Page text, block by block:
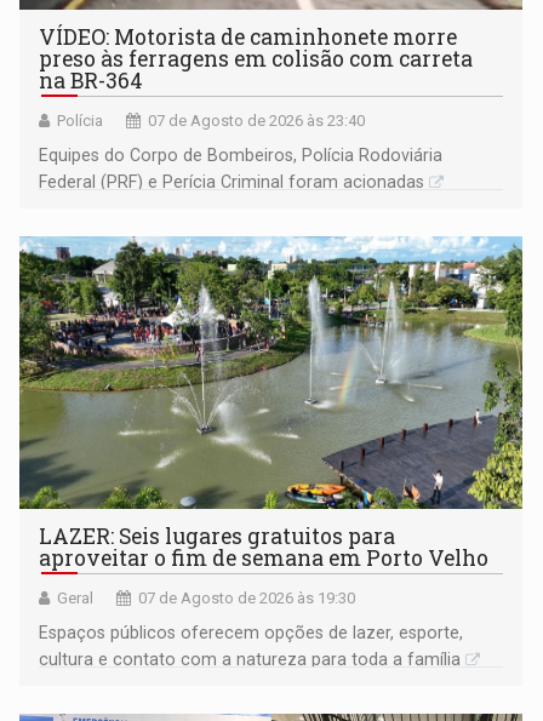
VÍDEO: Motorista de caminhonete morre
preso às ferragens em colisão com carreta
na BR-364
Polícia 07 de Agosto de 2026 às 23:40
Equipes do Corpo de Bombeiros, Polícia Rodoviária
Federal (PRF) e Perícia Criminal foram acionadas
LAZER: Seis lugares gratuitos para
aproveitar o fim de semana em Porto Velho
Geral 07 de Agosto de 2026 às 19:30
Espaços públicos oferecem opções de lazer, esporte,
cultura e contato com a natureza para toda a família